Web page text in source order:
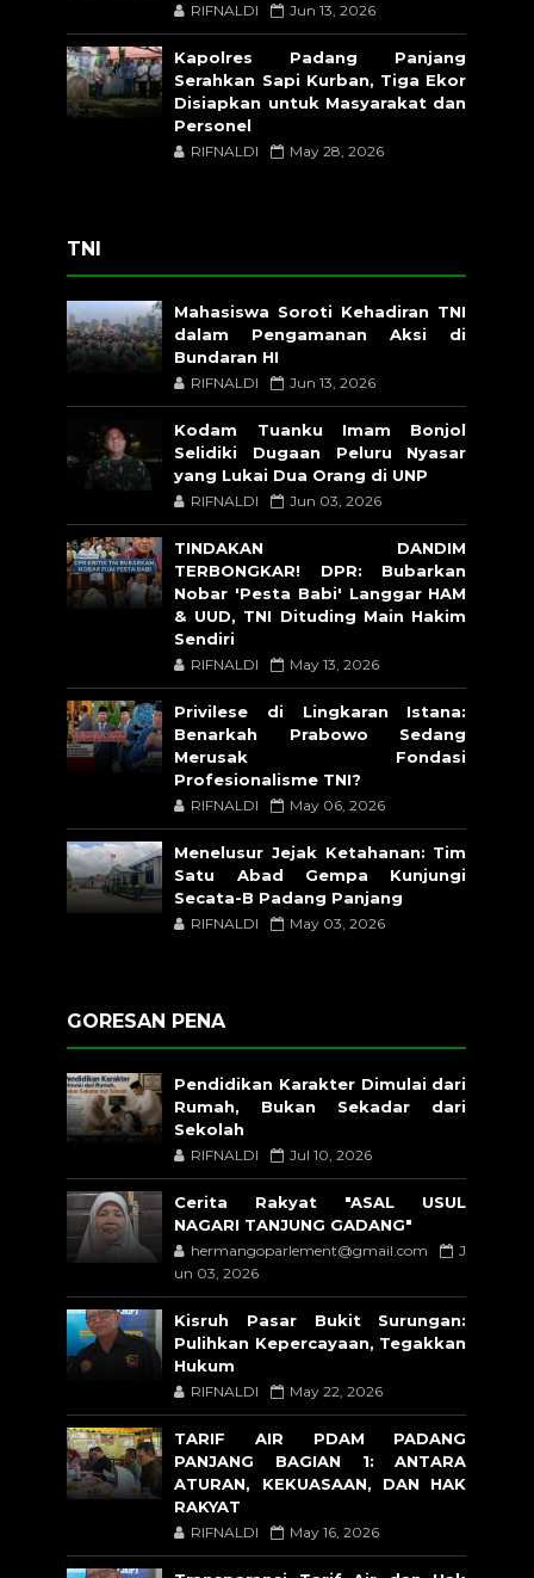
RIFNALDI Jun 13, 2026
Kapolres Padang Panjang
Serahkan Sapi Kurban, Tiga Ekor
Disiapkan untuk Masyarakat dan
Personel
RIFNALDI May 28, 2026
TNI
Mahasiswa Soroti Kehadiran TNI
dalam Pengamanan Aksi di
Bundaran HI
RIFNALDI Jun 13, 2026
Kodam Tuanku Imam Bonjol
Selidiki Dugaan Peluru Nyasar
yang Lukai Dua Orang di UNP
RIFNALDI Jun 03, 2026
TINDAKAN DANDIM
TERBONGKAR! DPR: Bubarkan
Nobar 'Pesta Babi' Langgar HAM
& UUD, TNI Dituding Main Hakim
Sendiri
RIFNALDI May 13, 2026
Privilese di Lingkaran Istana:
Benarkah Prabowo Sedang
Merusak Fondasi
Profesionalisme TNI?
RIFNALDI May 06, 2026
Menelusur Jejak Ketahanan: Tim
Satu Abad Gempa Kunjungi
Secata-B Padang Panjang
RIFNALDI May 03, 2026
GORESAN PENA
Pendidikan Karakter Dimulai dari
Rumah, Bukan Sekadar dari
Sekolah
RIFNALDI Jul 10, 2026
Cerita Rakyat "ASAL USUL
NAGARI TANJUNG GADANG"
hermangoparlement@gmail.com
J
un 03, 2026
Kisruh Pasar Bukit Surungan:
Pulihkan Kepercayaan, Tegakkan
Hukum
RIFNALDI May 22, 2026
TARIF AIR PDAM PADANG
PANJANG BAGIAN 1: ANTARA
ATURAN, KEKUASAAN, DAN HAK
RAKYAT
RIFNALDI May 16, 2026